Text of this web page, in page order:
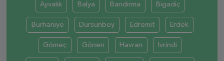
Ayvalık Balya Bandırma Bigadiç
Burhaniye Dursunbey Edremit Erdek
Gömeç Gönen Havran İvrindi